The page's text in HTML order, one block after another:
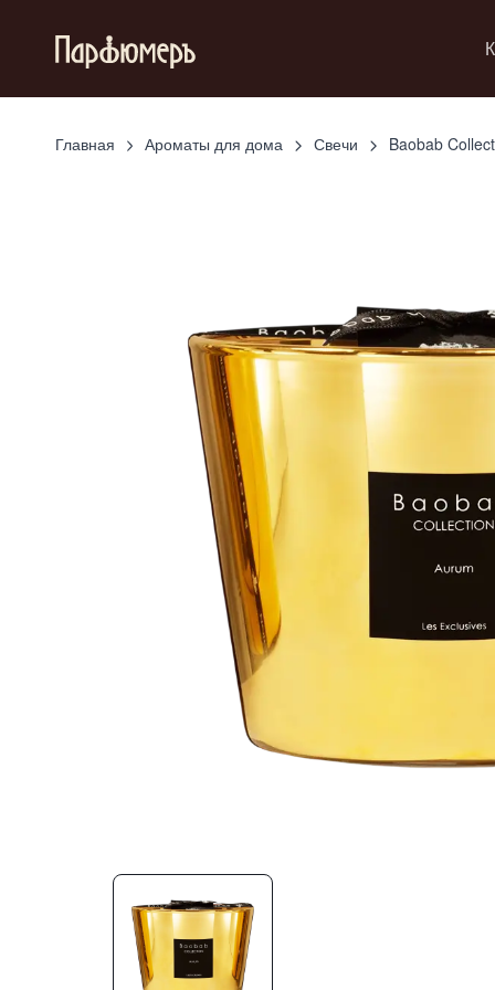
Главная Ароматы для дома Свечи Baobab